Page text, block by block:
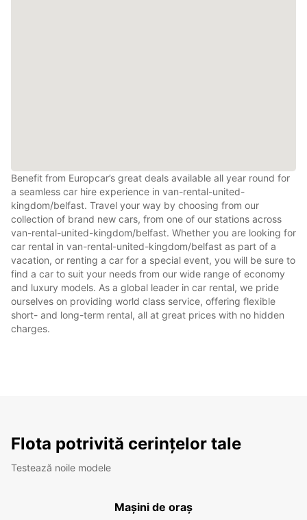
Benefit from Europcar’s great deals available all year round for
a seamless car hire experience in van-rental-united-
kingdom/belfast. Travel your way by choosing from our
collection of brand new cars, from one of our stations across
van-rental-united-kingdom/belfast. Whether you are looking for
car rental in van-rental-united-kingdom/belfast as part of a
vacation, or renting a car for a special event, you will be sure to
find a car to suit your needs from our wide range of economy
and luxury models. As a global leader in car rental, we pride
ourselves on providing world class service, offering flexible
short- and long-term rental, all at great prices with no hidden
charges.
Flota potrivită cerințelor tale
Testează noile modele
Mașini de oraș